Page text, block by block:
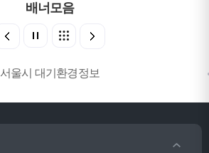
배너모음
서울시 대기환경정보